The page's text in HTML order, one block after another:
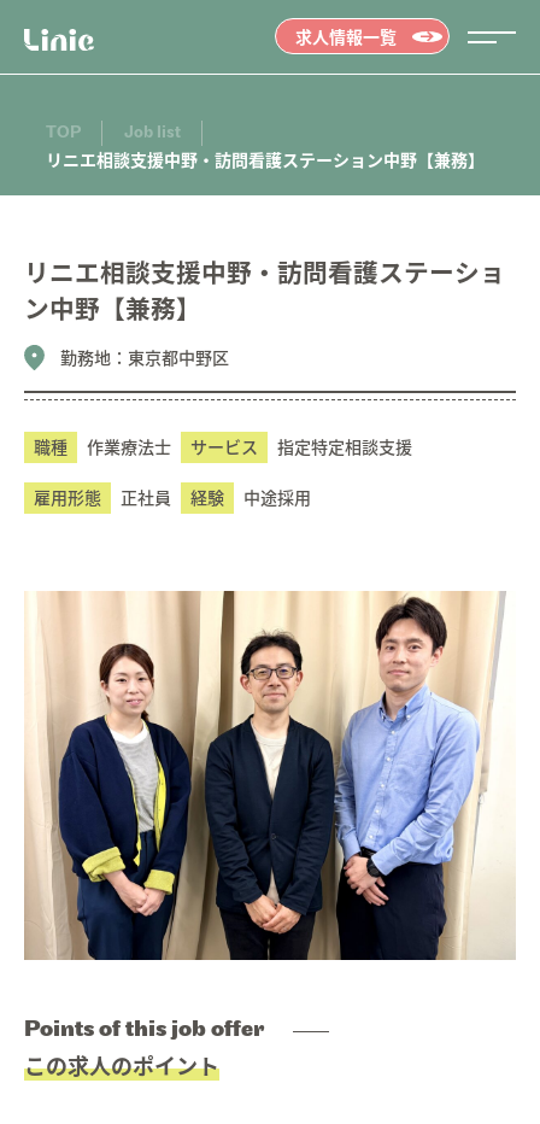
求人情報一覧
求人情報を探す
Interview インタビュー
04. Education 研修・育成・研究
05. Welfare 福利厚生
06. Work style ワークスタイル
07. Faq よくあるご質問
TOP
Job list
リニエ相談支援中野・訪問看護ステーション中野【兼務】
リニエ相談支援中野・訪問看護ステーショ
ン中野【兼務】
勤務地： 東京都中野区
職種 作業療法士 サービス 指定特定相談支援
雇用形態 正社員 経験 中途採用
Points of this job offer
この求人のポイント